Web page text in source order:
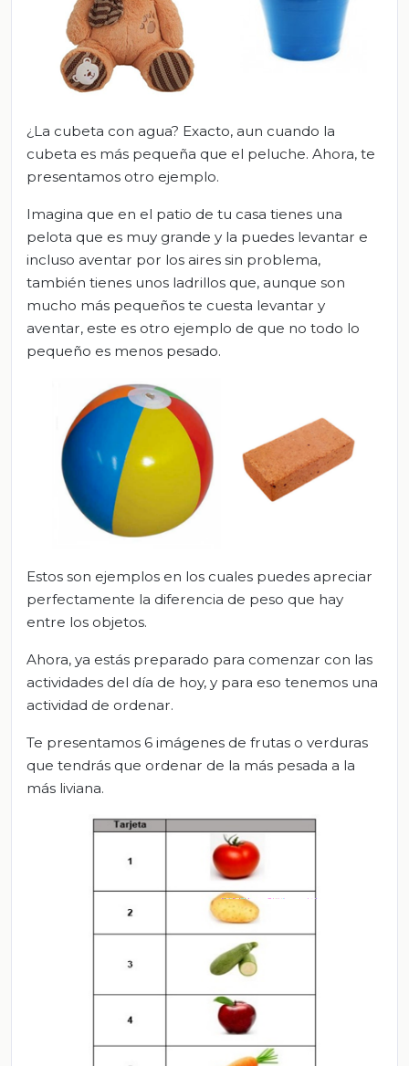
¿La cubeta con agua? Exacto, aun cuando la
cubeta es más pequeña que el peluche. Ahora, te
presentamos otro ejemplo.
Imagina que en el patio de tu casa tienes una
pelota que es muy grande y la puedes levantar e
incluso aventar por los aires sin problema,
también tienes unos ladrillos que, aunque son
mucho más pequeños te cuesta levantar y
aventar, este es otro ejemplo de que no todo lo
pequeño es menos pesado.
Estos son ejemplos en los cuales puedes apreciar
perfectamente la diferencia de peso que hay
entre los objetos.
Ahora, ya estás preparado para comenzar con las
actividades del día de hoy, y para eso tenemos una
actividad de ordenar.
Te presentamos 6 imágenes de frutas o verduras
que tendrás que ordenar de la más pesada a la
más liviana.